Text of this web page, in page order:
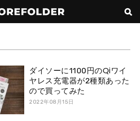
ダイソーに1100円のQiワイ
ヤレス充電器が2種類あった
ので買ってみた
2022年08月15日